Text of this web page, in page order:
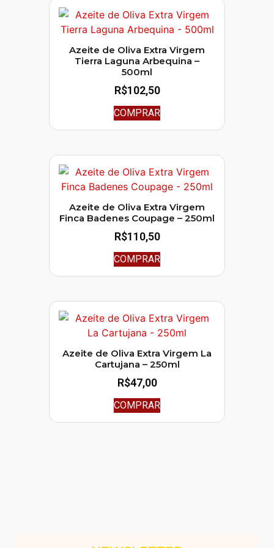
Azeite de Oliva Extra Virgem
Tierra Laguna Arbequina –
500ml
R$102,50
COMPRAR
Azeite de Oliva Extra Virgem
Finca Badenes Coupage – 250ml
R$110,50
COMPRAR
Azeite de Oliva Extra Virgem La
Cartujana – 250ml
R$47,00
COMPRAR